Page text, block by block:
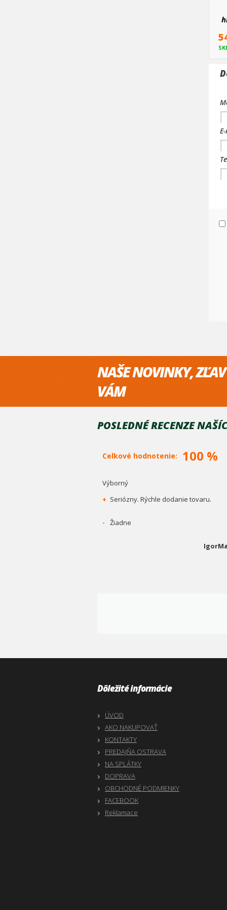
NAŠE NOVINKY,
VÁM
POSLEDNÉ RECENZE
Celkové hodnotenie: 100 %
Výborný
+ Seriózny. Rýchle dodanie tovaru.
- Žiadne
Dôležité informácie
ÚVOD
AKO NAKUPOVAŤ
KONTAKTY
PREDAJŇA OSTRAVA
NA SPLÁTKY
DOPRAVA
OBCHODNÉ PODMIENKY
FACEBOOK
Reklamace